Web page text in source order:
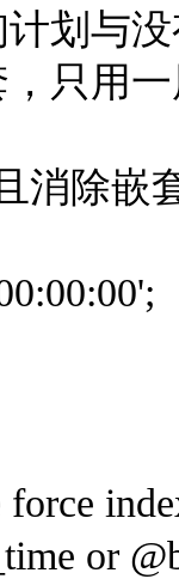
划与
只用
消除嵌
or